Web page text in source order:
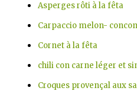
Asperges rôti à la fêta
Carpaccio melon-
Cornet à la fêta
chili con carne léger et
Croques provençal aux